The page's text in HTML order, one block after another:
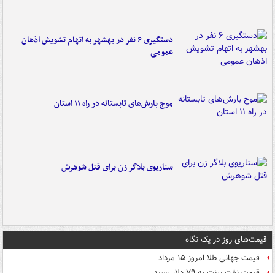
دستگیری ۶ نفر در بهشهر به اتهام تشویش اذهان
عمومی
موج بارش‌های تابستانه در راه ۱۱ استان
سناریوی بلاگر زن برای قتل شوهرش
قیمت‌های روز در یک نگاه
قیمت جهانی طلا امروز ۱۵ مرداد